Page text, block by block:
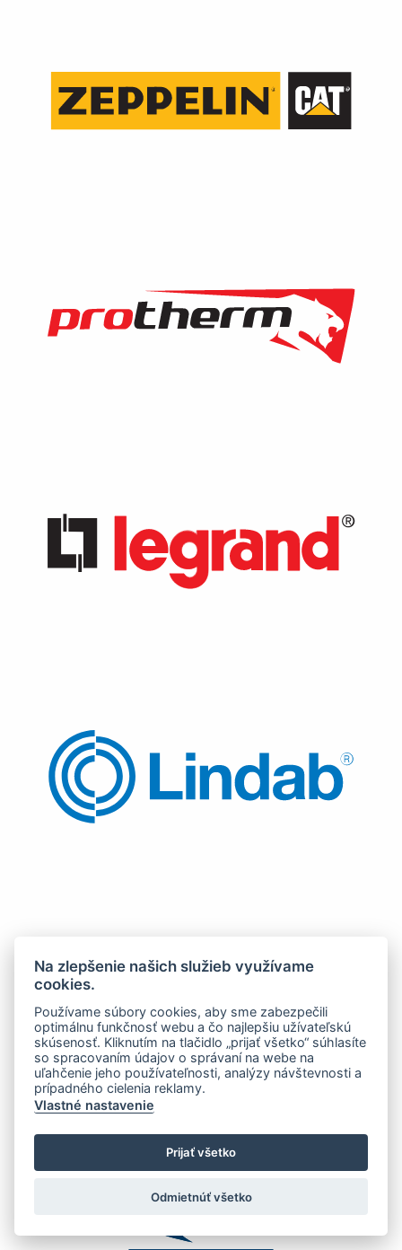
Na zlepšenie našich služieb využívame
cookies.
Používame súbory cookies, aby sme zabezpečili
optimálnu funkčnosť webu a čo najlepšiu užívateľskú
skúsenosť. Kliknutím na tlačidlo „prijať všetko“ súhlasíte
so spracovaním údajov o správaní na webe na
uľahčenie jeho používateľnosti, analýzy návštevnosti a
prípadného cielenia reklamy.
Vlastné nastavenie
Prijať všetko
Odmietnúť všetko